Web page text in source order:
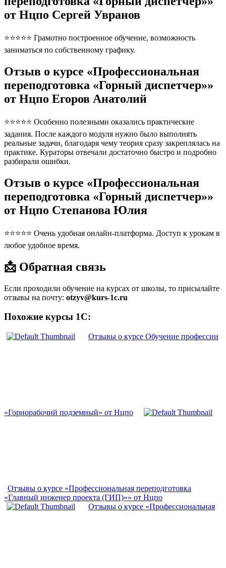
от Нцпо Сергей Увранов
⭐⭐⭐⭐⭐ Грамотно построенное обучение, возможность
заниматься по собственному графику.
Отзыв о курсе «Профессиональная
переподготовка «Горный диспетчер»»
от Нцпо Егоров Анатолий
⭐⭐⭐⭐⭐ Особенно полезными оказались практические
задания. После каждого модуля нужно было выполнять
реальные задачи, благодаря чему теория сразу закреплялась на
практике. Кураторы отвечали достаточно быстро и подробно
разбирали ошибки.
Отзыв о курсе «Профессиональная
переподготовка «Горный диспетчер»»
от Нцпо Степанова Юлия
⭐⭐⭐⭐⭐ Очень удобная онлайн-платформа. Доступ к урокам в
любое удобное время.
📩 Обратная связь
Если проходили обучение на курсах от школы, то присылайте
отзывы на почту: otzyv@kurs-1c.ru
Похожие курсы 1С:
Отзывы о курсе Обучение профессии
«Горнорабочий подземный» от Нцпо
Отзывы о курсе «Профессиональная переподготовка
«Главный инженер проекта (ГИП)»» от Нцпо
Отзывы о курсе «Профессиональная